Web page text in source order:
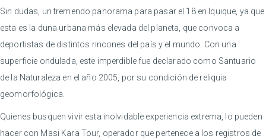
Sin dudas, un tremendo panorama para pasar el 18 en Iquique, ya que
esta es la duna urbana más elevada del planeta, que convoca a
deportistas de distintos rincones del país y el mundo. Con una
superficie ondulada, este imperdible fue declarado como Santuario
de la Naturaleza en el año 2005, por su condición de reliquia
geomorfológica.
Quienes busquen vivir esta inolvidable experiencia extrema, lo pueden
hacer con Masi Kara Tour, operador que pertenece a los registros de